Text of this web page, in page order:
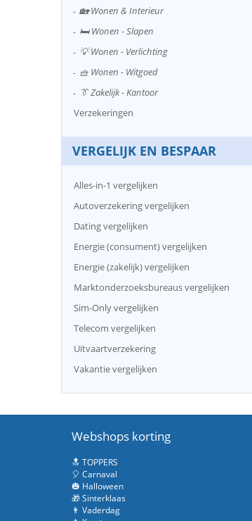
🏡 Wonen & Interieur
🛏️ Wonen - Slapen
💡 Wonen - Verlichting
🧺 Wonen - Witgoed
👔 Zakelijk - Kantoor
Verzekeringen
VERGELIJK EN BESPAAR
Alles-in-1 vergelijken
Autoverzekering vergelijken
Dating vergelijken
Energie (consument) vergelijken
Energie (zakelijk) vergelijken
Marktonderzoeksbureaus vergelijken
Sim-Only vergelijken
Telecom vergelijken
Uitvaartverzekering
Vakantie vergelijken
Webshops korting
🔝 TOPPERS
🎈 Carnaval
🎃 Halloween
🎁 Sinterklaas
👨 Vaderdag